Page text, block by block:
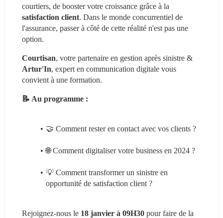
satisfaction client. Dans le monde concurrentiel de
l'assurance, passer à côté de cette réalité n'est pas une
option.
Courtisan
Artur'In, expert en communication digitale vous
convient à une formation.
📝 Au programme :
🤝 Comment rester en contact avec vos clients ?
🌐 Comment digitaliser votre business en 2024 ?
💡 Comment transformer un sinistre en
opportunité de satisfaction client ?
Rejoignez-nous le 18 janvier à 09H30 pour faire de la